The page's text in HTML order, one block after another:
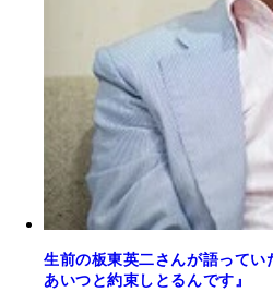
生前の板東英二さんが語って
あいつと約束しとるんです』